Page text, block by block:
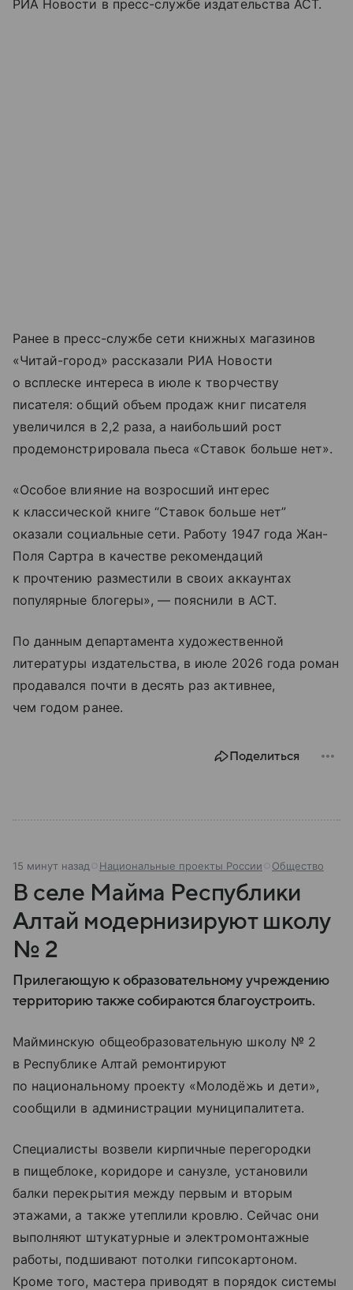
РИА Новости в пресс-службе издательства АСТ.
Ранее в пресс-службе сети книжных магазинов
«Читай-город» рассказали РИА Новости
о всплеске интереса в июле к творчеству
писателя: общий объем продаж книг писателя
увеличился в 2,2 раза, а наибольший рост
продемонстрировала пьеса «Ставок больше нет».
«Особое влияние на возросший интерес
к классической книге “Ставок больше нет”
оказали социальные сети. Работу 1947 года Жан-
Поля Сартра в качестве рекомендаций
к прочтению разместили в своих аккаунтах
популярные блогеры», — пояснили в АСТ.
По данным департамента художественной
литературы издательства, в июле 2026 года роман
продавался почти в десять раз активнее,
чем годом ранее.
Поделиться
15 минут назад Национальные проекты России Общество
В селе Майма Республики
Алтай модернизируют школу
№ 2
Прилегающую к образовательному учреждению
территорию также собираются благоустроить.
Майминскую общеобразовательную школу № 2
в Республике Алтай ремонтируют
по национальному проекту «Молодёжь и дети»,
сообщили в администрации муниципалитета.
Специалисты возвели кирпичные перегородки
в пищеблоке, коридоре и санузле, установили
балки перекрытия между первым и вторым
этажами, а также утеплили кровлю. Сейчас они
выполняют штукатурные и электромонтажные
работы, подшивают потолки гипсокартоном.
Кроме того, мастера приводят в порядок системы